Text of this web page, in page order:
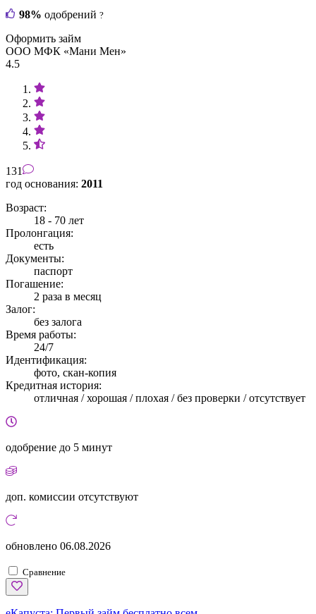
98% одобрений ?
Оформить займ
ООО МФК «Мани Мен»
4.5
131
год основания: 2011
Возраст:
18 - 70 лет
Пролонгация:
есть
Документы:
паспорт
Погашение:
2 раза в месяц
Залог:
без залога
Время работы:
24/7
Идентификация:
фото, скан-копия
Кредитная история:
отличная / хорошая / плохая / без проверки / отсутствует
одобрение до 5 минут
доп. комиссии отсутствуют
обновлено 06.08.2026
Сравнение